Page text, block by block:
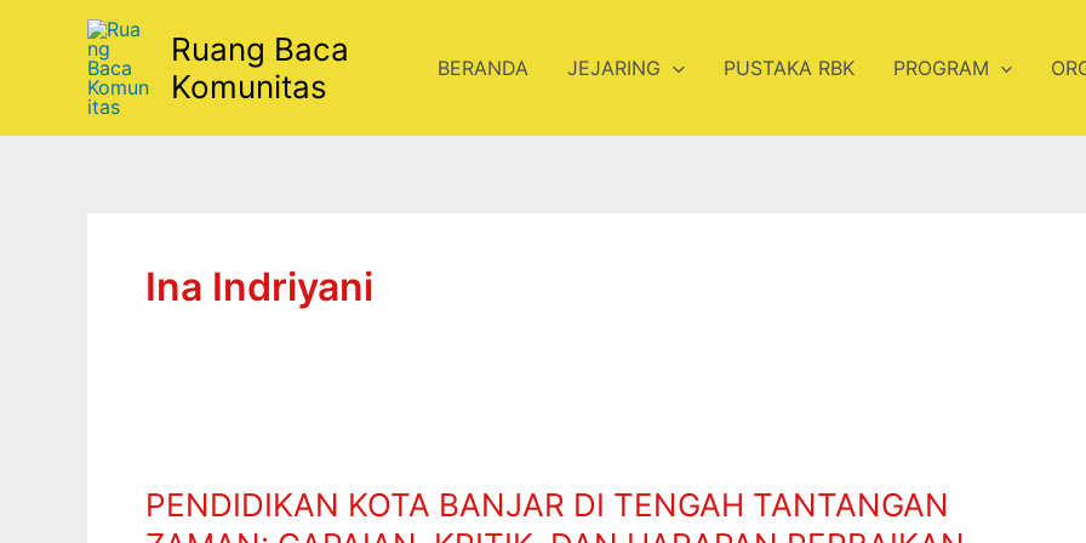
Ruang Baca
Komunitas
BERANDA JEJARING PUSTAKA RBK PROGRAM
Ina Indriyani
PENDIDIKAN KOTA BANJAR DI TENGAH TANTANGAN
BANJAR
DI